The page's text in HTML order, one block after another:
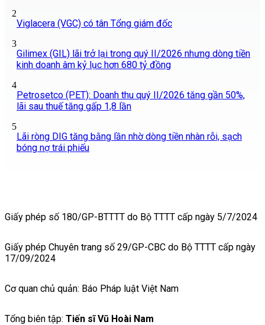
2
Viglacera (VGC) có tân Tổng giám đốc
3
Gilimex (GIL) lãi trở lại trong quý II/2026 nhưng dòng tiền
kinh doanh âm kỷ lục hơn 680 tỷ đồng
4
Petrosetco (PET): Doanh thu quý II/2026 tăng gần 50%,
lãi sau thuế tăng gấp 1,8 lần
5
Lãi ròng DIG tăng bằng lần nhờ dòng tiền nhàn rỗi, sạch
bóng nợ trái phiếu
Giấy phép số 180/GP-BTTTT do Bộ TTTT cấp ngày 5/7/2024
Giấy phép Chuyên trang số 29/GP-CBC do Bộ TTTT cấp ngày
17/09/2024
Cơ quan chủ quản: Báo Pháp luật Việt Nam
Tổng biên tập: Tiến sĩ Vũ Hoài Nam